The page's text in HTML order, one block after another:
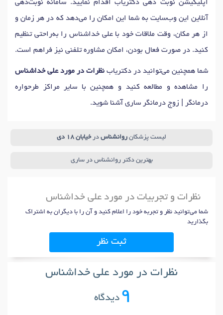
اپلیکیشن نوبت دهی دکتریاب اقدام نمایید. سامانه نوبت‌دهی
آنلاین این وب‌سایت به شما این امکان را می‌دهد که در هر زمان و
از هر مکان، وقت ملاقات خود با علی خداشناس را به‌راحتی تنظیم
کنید. در صورت فعال بودن، امکان مشاوره تلفنی نیز فراهم است.
شما همچنین می‌توانید در دکتریاب نظرات در مورد علی خداشناس
را مشاهده و مطالعه کنید و همچنین با سایر مراکز طرحواره
درمانگر | زوج‌ درمانگر ساری آشنا شوید.
لیست پزشکان روانشناس درخیابان 18 دی
بهترین دکتر روانشناس در ساری
نظرات و تجربیات در مورد علی خداشناس
شما می‌توانید نظر و تجربه خود را اعلام کنید و آن را با دیگران به اشتراک
بگذارید
ثبت نظر
نظرات در مورد علی خداشناس
9دیدگاه